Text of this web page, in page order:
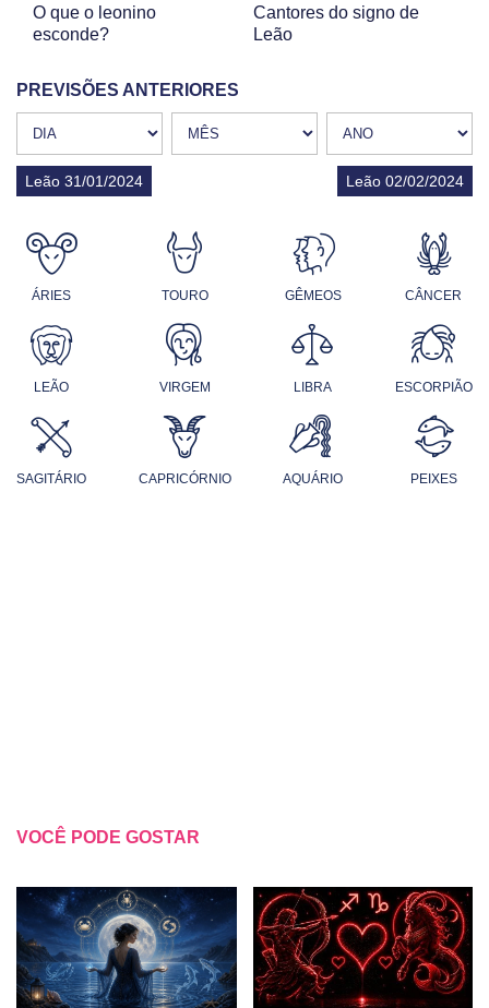
O que o leonino
esconde?
Cantores do signo de
Leão
PREVISÕES ANTERIORES
Leão 31/01/2024 Leão 02/02/2024
ÁRIES TOURO GÊMEOS CÂNCER
LEÃO VIRGEM LIBRA ESCORPIÃO
SAGITÁRIO CAPRICÓRNIO AQUÁRIO PEIXES
VOCÊ PODE GOSTAR